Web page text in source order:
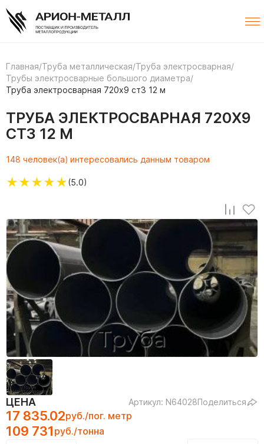
Главная/Труба металлическая/Труба электросварная/
Трубы электросварные большого диаметра/
Труба электросварная 720х9 ст3 12 м
ТРУБА ЭЛЕКТРОСВАРНАЯ 720Х9
СТ3 12 М
148 человек(а) интересовались данным товаром
★★★★★(5.0)
ЦЕНА Артикул: N64028Поделиться
17 835.02руб./пог. метр
109 731 руб./тонна